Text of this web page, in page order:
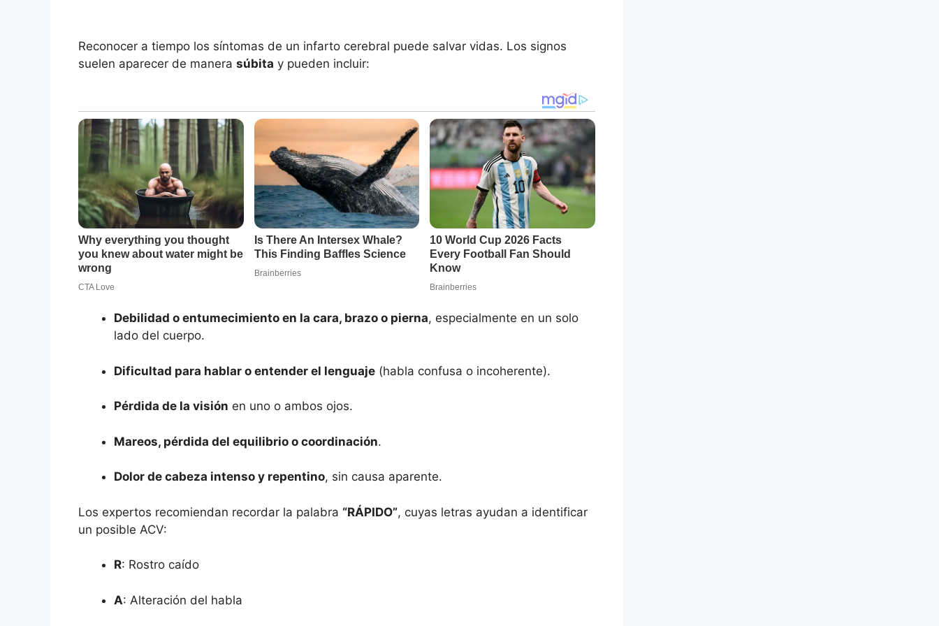
Reconocer a tiempo los síntomas de un infarto cerebral puede salvar vidas. Los signos
suelen aparecer de manera súbita y pueden incluir:
Debilidad o entumecimiento en la cara, brazo o pierna, especialmente en un solo
lado del cuerpo.
Dificultad para hablar o entender el lenguaje (habla confusa o incoherente).
Pérdida de la visión en uno o ambos ojos.
Mareos, pérdida del equilibrio o coordinación.
Dolor de cabeza intenso y repentino, sin causa aparente.
Los expertos recomiendan recordar la palabra “RÁPIDO”, cuyas letras ayudan a identificar
un posible ACV:
R: Rostro caído
A: Alteración del habla